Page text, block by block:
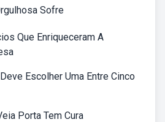
Sofre
Que Enriqueceram A
Escolher Uma Entre Cinco
Porta Tem Cura